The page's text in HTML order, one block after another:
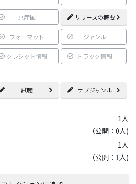
原産国 リリースの概要
フォーマット ジャンル
クレジット情報 トラック情報
試聴 サブジャンル
1 人
（公開：0人)
1 人
（公開： 1人)